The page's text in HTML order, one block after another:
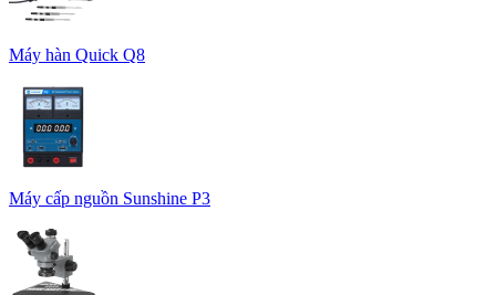
Máy hàn Quick Q8
Máy cấp nguồn Sunshine P3